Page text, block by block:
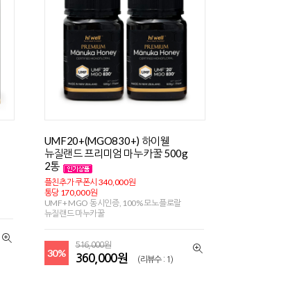
UMF20+(MGO830+) 하이웰
뉴질랜드 프리미엄 마누카꿀 500g
2통
플친추가 쿠폰시 340,000원
통당 170,000원
UMF+ MGO 동시인증, 100% 모노플로랄
뉴질랜드 마누카꿀
30%
516,000원
360,000원 (리뷰수 : 1)